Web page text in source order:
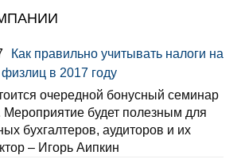
Как правильно учитывать налоги на
в 2017 году
очередной бонусный семинар
будет полезным для
бухгалтеров, аудиторов и их
– Игорь Аипкин